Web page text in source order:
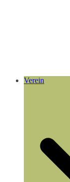
Verein